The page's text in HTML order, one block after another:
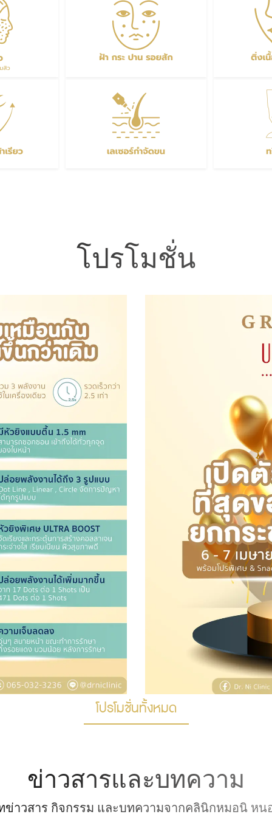
โปรโมชั่น
โปรโมชั่นทั้งหมด
ข่าวสารและบทความ
ข่าวสาร กิจกรรม และบทความจากคลินิกหมอนิ หน